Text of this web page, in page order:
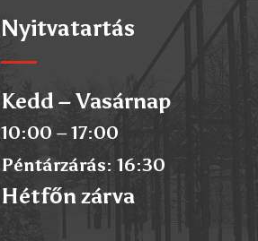
Nyitvatartás
Kedd – Vasárnap
10:00 – 17:00
Péntárzárás: 16:30
Hétfőn zárva